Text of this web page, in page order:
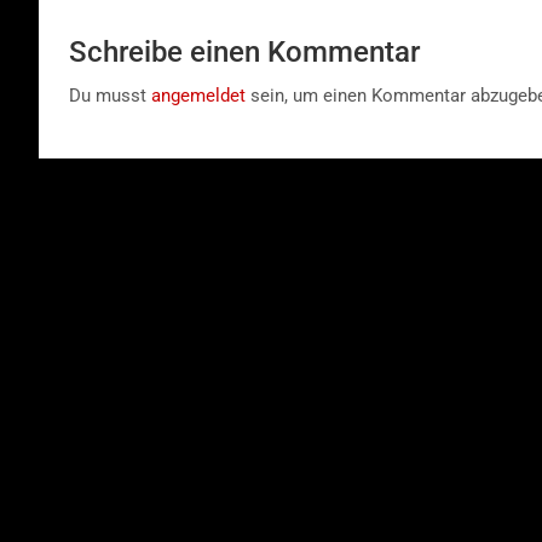
Schreibe einen Kommentar
Du musst angemeldet sein, um einen Kommentar